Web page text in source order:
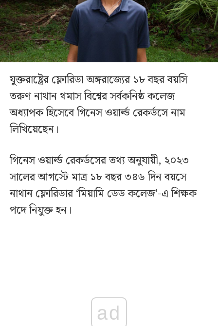
যুক্তরাষ্ট্রের ফ্লোরিডা অঙ্গরাজ্যের ১৮ বছর বয়সি
তরুণ নাথান থমাস বিশ্বের সর্বকনিষ্ঠ কলেজ
অধ্যাপক হিসেবে গিনেস ওয়ার্ল্ড রেকর্ডসে নাম
লিখিয়েছেন।
গিনেস ওয়ার্ল্ড রেকর্ডসের তথ্য অনুযায়ী, ২০২৩
সালের আগস্টে মাত্র ১৮ বছর ৩৪৬ দিন বয়সে
নাথান ফ্লোরিডার ‘মিয়ামি ডেড কলেজ’-এ শিক্ষক
পদে নিযুক্ত হন।
ad